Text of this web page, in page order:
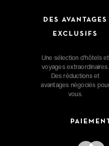
DES AVANTAGES
EXCLUSIFS
Une sélection d'hôtels et
voyages extraordinaires.
Des réductions et
avantages négociés
vous.